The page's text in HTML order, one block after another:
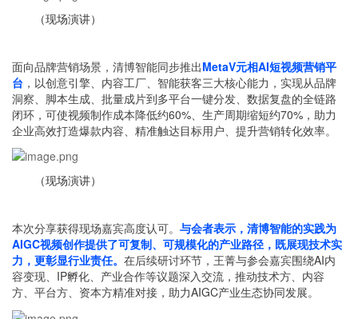
（现场演讲）
面向品牌营销场景，清博智能同步推出MetaV元相AI短视频营销平
台 ，以创意引擎、内容工厂、智能获客三大核心能力，实现从品牌
洞察、脚本生成、批量成片到多平台一键分发、数据复盘的全链路
闭环，可使视频制作成本降低约60%、生产周期缩短约70%，助力
企业高效打造爆款内容、精准触达目标用户、提升营销转化效率。
（现场演讲）
本次分享获得现场嘉宾高度认可。 与会者表示，清博智能的实践为
AIGC视频创作提供了可复制、可规模化的产业路径，既展现技术实
力，更彰显行业责任。 在后续研讨环节，王菁与参会嘉宾围绕AI内
容变现、IP孵化、产业合作等议题深入交流，推动技术方、内容
方、平台方、资本方精准对接，助力AIGC产业生态协同发展。